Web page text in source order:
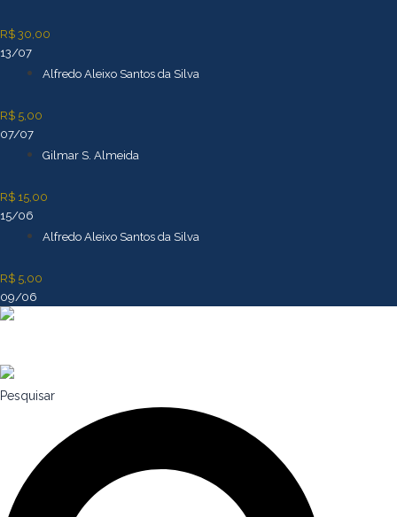
R$ 30,00
13/07
Alfredo Aleixo Santos da Silva
R$ 5,00
07/07
Gilmar S. Almeida
R$ 15,00
15/06
Alfredo Aleixo Santos da Silva
R$ 5,00
09/06
Pesquisar